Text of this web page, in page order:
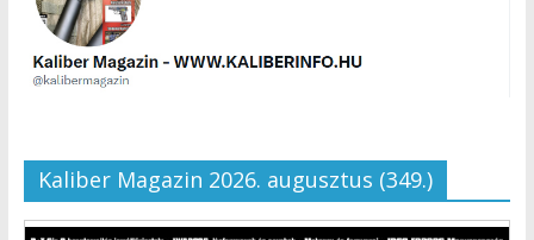
Kaliber Magazin 2026. augusztus (349.)